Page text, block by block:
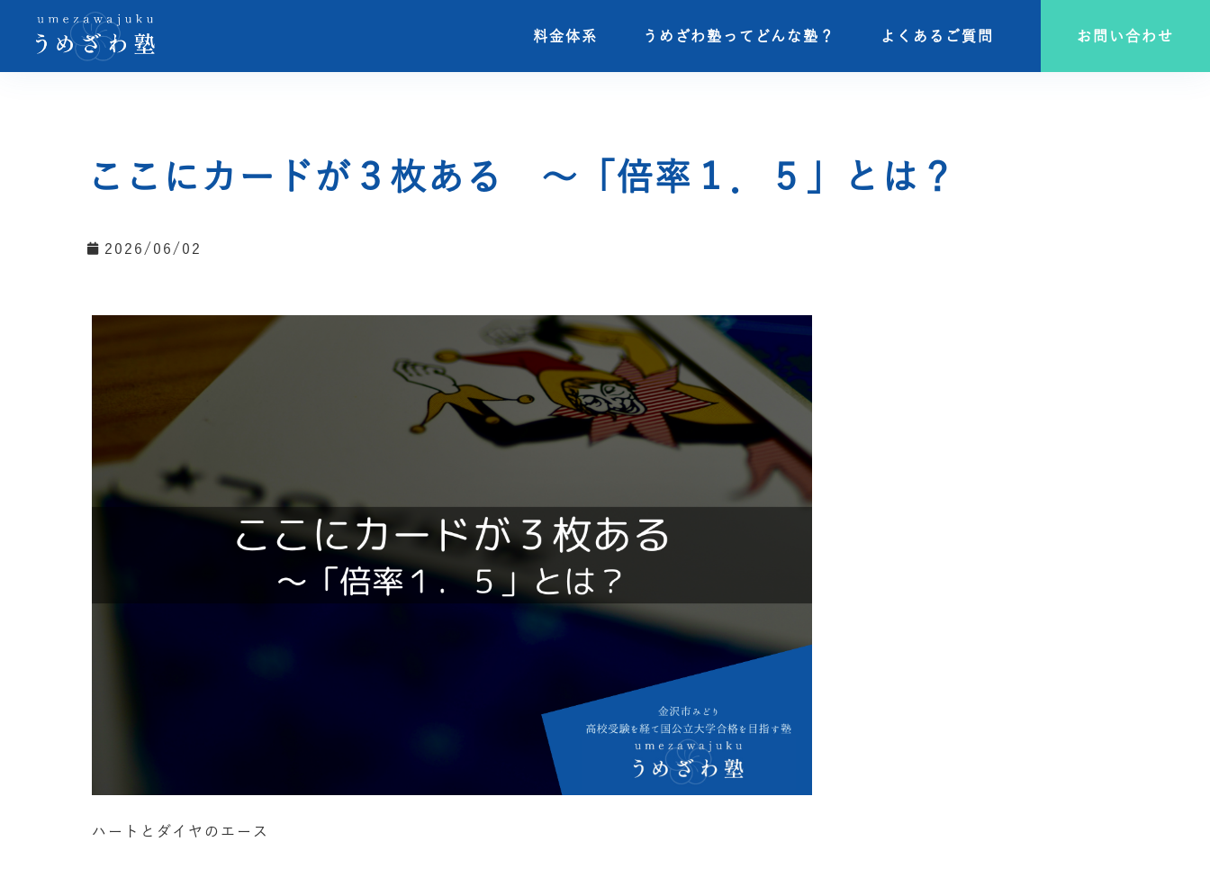
料金体系 うめざわ塾ってどんな塾？ よくあるご質問 お問い合わせ
料金体系 うめざわ塾ってどんな塾？ よくあるご質問 お問い合わせ
ここにカードが３枚ある ～「倍率１．５」とは？
2026/06/02
ハートとダイヤのエース